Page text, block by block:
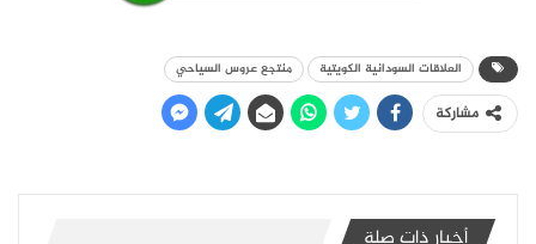
العلاقات السودانية الكويتية منتجع عروس السياحي
مشاركة